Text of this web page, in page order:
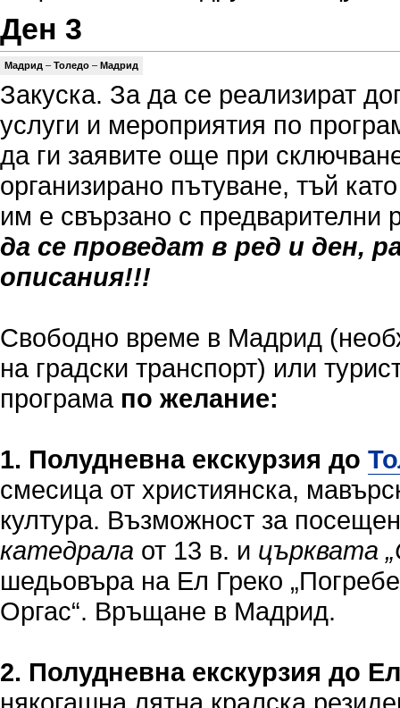
Ден 3
Мадрид – Толедо – Мадрид
Закуска. За да се реализират
услуги и мероприятия по
да ги заявите още при
организирано пътуване, тъй
им е свързано с предварителни
да се проведат в ред и ден,
описания!!!
Свободно време в Мадрид
на градски транспорт) или
програма по желание:
1. Полудневна екскурзия до
смесица от християнска,
култура. Възможност за
катедрала от 13 в. и църквата
шедьовъра на Ел Греко
Оргас“. Връщане в Мадрид.
2. Полудневна екскурзия до